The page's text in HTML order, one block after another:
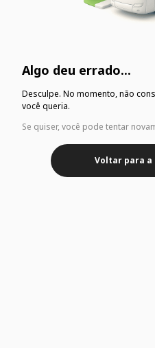
Algo deu errado...
Desculpe. No momento, não
você queria.
Se quiser, você pode tentar
Voltar para